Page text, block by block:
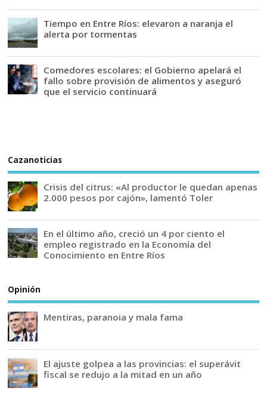
Tiempo en Entre Ríos: elevaron a naranja el
alerta por tormentas
Comedores escolares: el Gobierno apelará el
fallo sobre provisión de alimentos y aseguró
que el servicio continuará
Cazanoticias
Crisis del citrus: «Al productor le quedan apenas
2.000 pesos por cajón», lamentó Toler
En el último año, creció un 4 por ciento el
empleo registrado en la Economía del
Conocimiento en Entre Ríos
Opinión
Mentiras, paranoia y mala fama
El ajuste golpea a las provincias: el superávit
fiscal se redujo a la mitad en un año